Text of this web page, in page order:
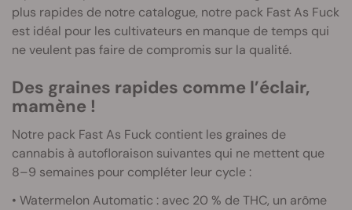
plus rapides de notre catalogue, notre pack Fast As Fuck
est idéal pour les cultivateurs en manque de temps qui
ne veulent pas faire de compromis sur la qualité.
Des graines rapides comme l’éclair,
mamène !
Notre pack Fast As Fuck contient les graines de
cannabis à autofloraison suivantes qui ne mettent que
8–9 semaines pour compléter leur cycle :
• Watermelon Automatic : avec 20 % de THC, un arôme